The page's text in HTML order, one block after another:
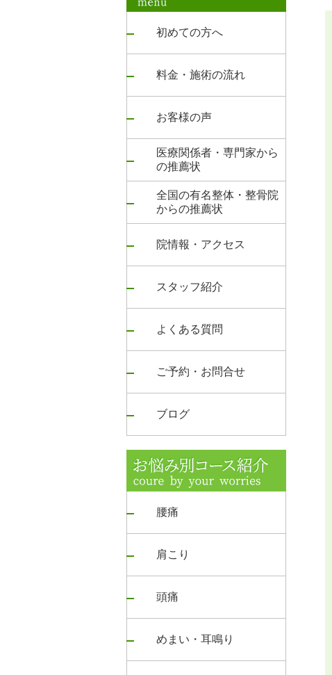
初めての方へ
料金・施術の流れ
お客様の声
医療関係者・専門家から
の推薦状
全国の有名整体・整骨院
からの推薦状
院情報・アクセス
スタッフ紹介
よくある質問
ご予約・お問合せ
ブログ
腰痛
肩こり
頭痛
めまい・耳鳴り